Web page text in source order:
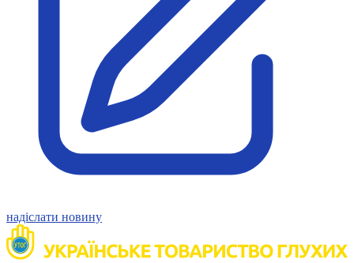
Всеукраїнська Рада директорів УТОГ
Всеукраїнська молодіжна Рада УТОГ
Молодіжні лідери УТОГ
Ветерани УТОГ
Мережа УТОГ
Підприємства УТОГ
Рекорди УТОГ
Видання УТОГ
Звіти
Контакти
Для абітурієнтів
Уроки
Українська жестова мова
надіслати новину